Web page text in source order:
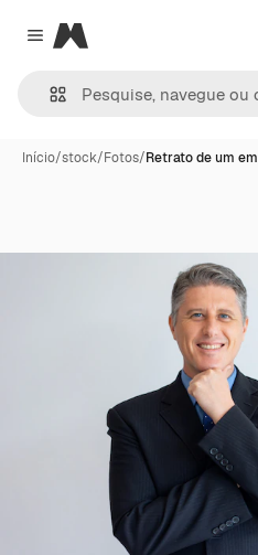
Close menu
Magnific
Início/stock/Fotos/Retrato de um